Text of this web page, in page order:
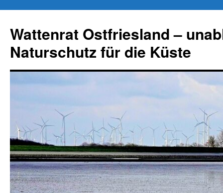
springen
Wattenrat Ostfriesland –
Naturschutz für die Küste